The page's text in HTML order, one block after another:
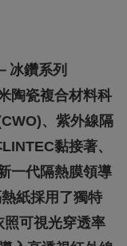
冰鑽系列
陶瓷複合材料科
、紫外線隔
黏接著、
一代隔熱膜領導
紙採用了獨特
照可視光穿透率